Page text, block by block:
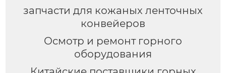
запчасти для кожаных ленточных
конвейеров
Осмотр и ремонт горного
оборудования